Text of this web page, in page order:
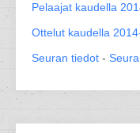
Pelaajat kaudella
Ottelut kaudella
Seuran tiedot -